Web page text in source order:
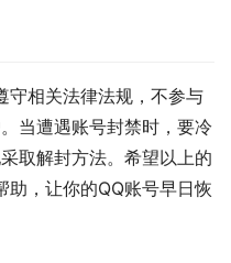
守相关法律法规，不参与
当遭遇账号封禁时，要冷
取解封方法。希望以上的
助，让你的QQ账号早日恢